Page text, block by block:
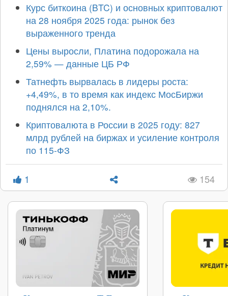
Курс биткоина (BTC) и основных криптовалют
на 28 ноября 2025 года: рынок без
выраженного тренда
Цены выросли, Платина подорожала на
2,59% — данные ЦБ РФ
Татнефть вырвалась в лидеры роста:
+4,49%, в то время как индекс МосБиржи
поднялся на 2,10%.
Криптовалюта в России в 2025 году: 827
млрд рублей на биржах и усиление контроля
по 115-ФЗ
1 154